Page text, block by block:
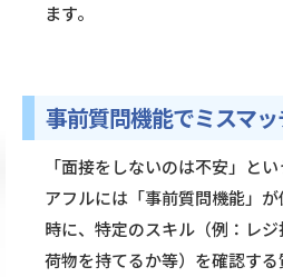
ます。
事前質問機能でミスマ
「面接をしないのは不安」と
アフルには「事前質問機能」
時に、特定のスキル（例：レ
荷物を持てるか等）を確認す